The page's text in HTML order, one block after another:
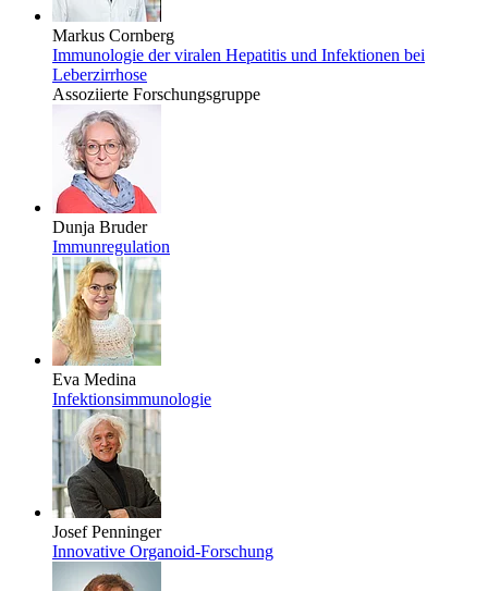
Markus Cornberg
Immunologie der viralen Hepatitis und Infektionen bei
Leberzirrhose
Assoziierte Forschungsgruppe
Dunja Bruder
Immunregulation
Eva Medina
Infektionsimmunologie
Josef Penninger
Innovative Organoid-Forschung